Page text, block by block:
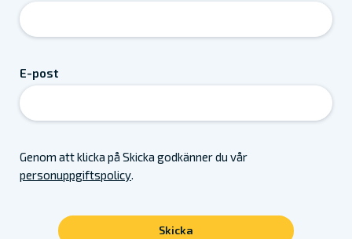
E-post
Genom att klicka på Skicka godkänner du vår
personuppgiftspolicy.